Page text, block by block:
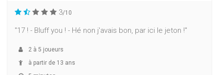
3/10
"17 ! - Bluff you ! - Hé non j'avais bon, par ici le jeton !"
2 à 5 joueurs
à partir de 13 ans